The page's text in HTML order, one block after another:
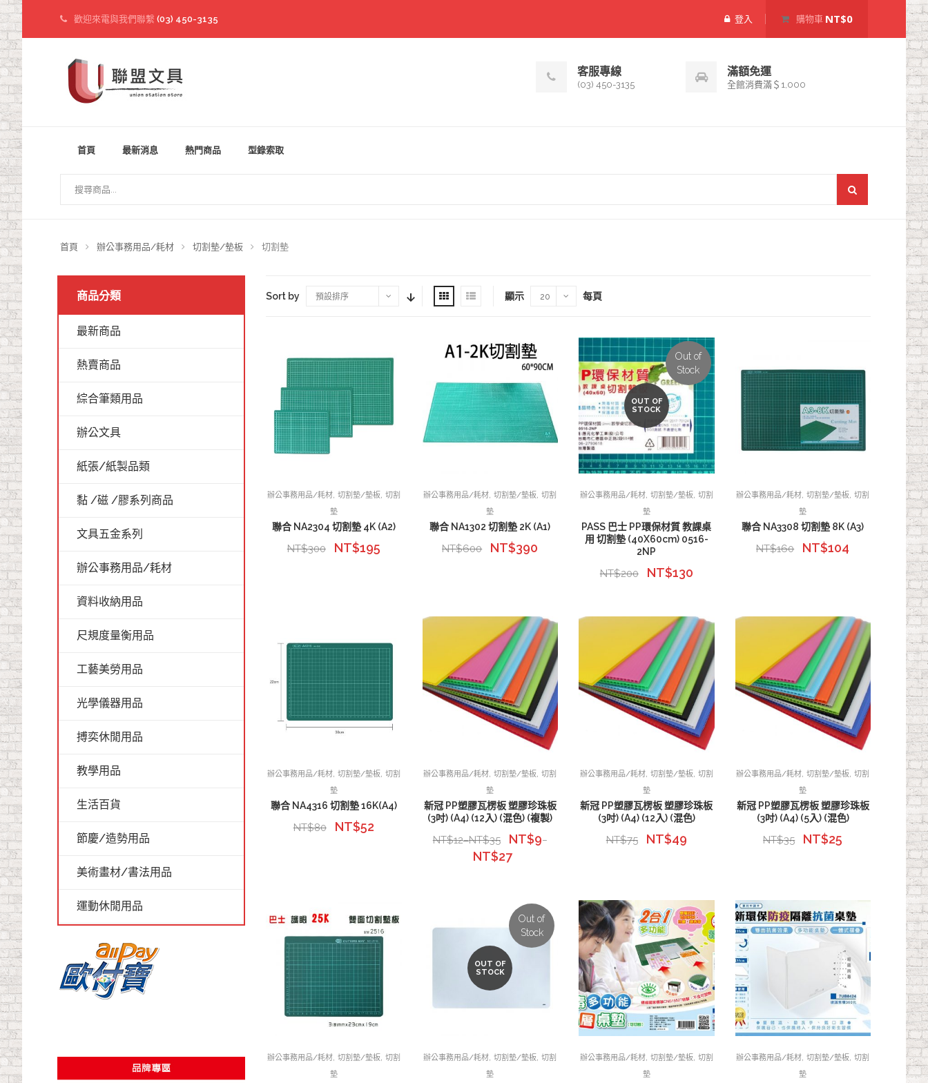
歡迎來電與我們聯繫 (03) 450-3135 登入 購物車 NT$0
客服專線
(03) 450-3135
滿額免運
全館消費滿＄1,000
首頁 最新消息 熱門商品 型錄索取
首頁 辦公事務用品/耗材 切割墊/墊板 切割墊
Sort by 預設排序 顯示 20 每頁
辦公事務用品/耗材, 切割墊/墊板, 切割
墊
聯合 NA2304 切割墊 4K (A2)
NT$300 NT$195
辦公事務用品/耗材 ,切割墊/墊板 ,切割
墊
聯合 NA1302 切割墊 2K (A1)
NT$600 NT$390
Out of
Stock
OUT OF
STOCK
辦公事務用品/耗材, 切割墊/墊板, 切割
墊
PASS 巴士 PP環保材質 教課桌
用 切割墊 (40X60cm) 0516-
2NP
NT$200 NT$130
辦公事務用品/耗材 ,切割墊/墊板 ,切割
墊
聯合 NA3308 切割墊 8K (A3)
NT$160 NT$104
辦公事務用品/耗材, 切割墊/墊板, 切割
墊
聯合 NA4316 切割墊 16K(A4)
NT$80 NT$52
辦公事務用品/耗材 ,切割墊/墊板 ,切割
墊
新冠 PP塑膠瓦楞板 塑膠珍珠板
(3吋) (A4) (12入) (混色) (複製)
NT$12–NT$35 NT$9–
NT$27
辦公事務用品/耗材, 切割墊/墊板, 切割
墊
新冠 PP塑膠瓦楞板 塑膠珍珠板
(3吋) (A4) (12入) (混色)
NT$75 NT$49
辦公事務用品/耗材 ,切割墊/墊板 ,切割
墊
新冠 PP塑膠瓦楞板 塑膠珍珠板
(3吋) (A4) (5入) (混色)
NT$35 NT$25
辦公事務用品/耗材, 切割墊/墊板, 切割
墊
Out of
Stock
OUT OF
STOCK
辦公事務用品/耗材 ,切割墊/墊板 ,切割
墊
辦公事務用品/耗材, 切割墊/墊板, 切割
墊
辦公事務用品/耗材 ,切割墊/墊板 ,切割
墊
商品分類
最新商品
熱賣商品
綜合筆類用品
辦公文具
紙張/紙製品類
黏 /磁 /膠系列商品
文具五金系列
辦公事務用品/耗材
資料收納用品
尺規度量衡用品
工藝美勞用品
光學儀器用品
搏奕休閒用品
教學用品
生活百貨
節慶/造勢用品
美術畫材/書法用品
運動休閒用品